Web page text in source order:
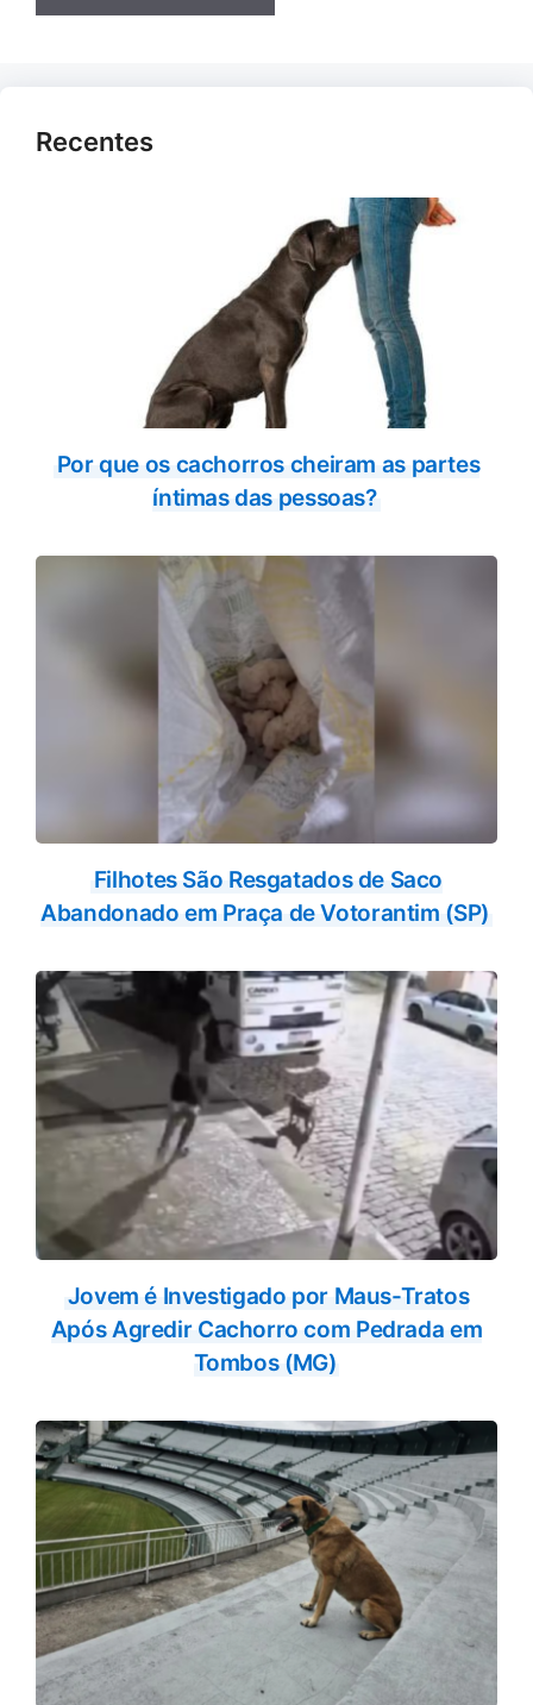
Recentes
Por que os cachorros cheiram as partes
íntimas das pessoas?
Filhotes São Resgatados de Saco
Abandonado em Praça de Votorantim (SP)
Jovem é Investigado por Maus-Tratos
Após Agredir Cachorro com Pedrada em
Tombos (MG)